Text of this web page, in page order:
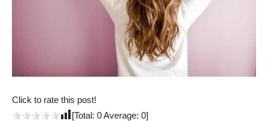
Click to rate this post!
[Total: 0Average: 0]